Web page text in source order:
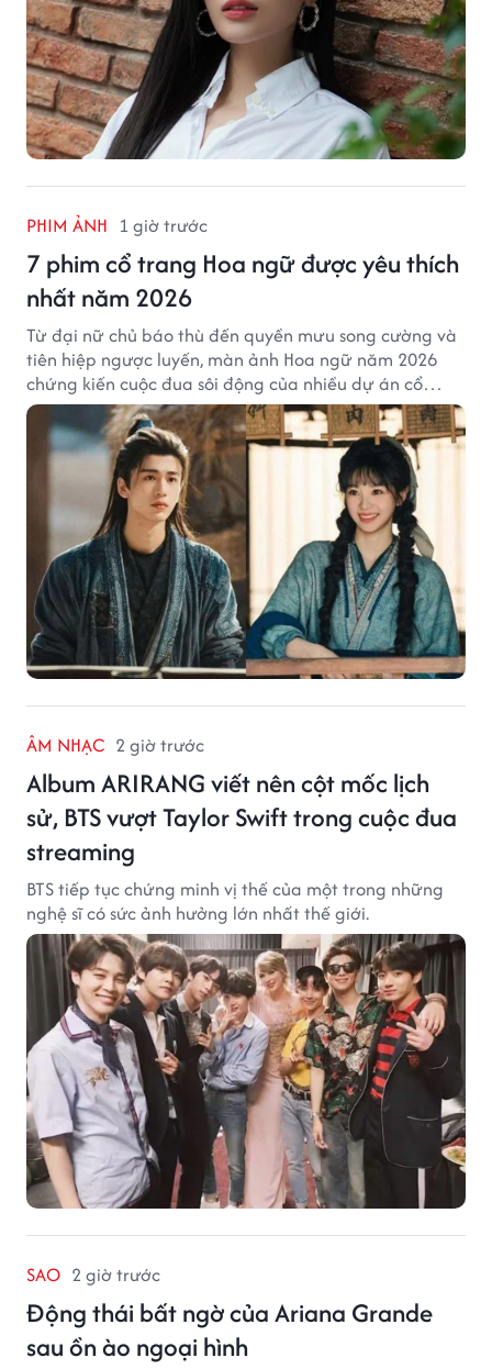
PHIM ẢNH 1 giờ trước
7 phim cổ trang Hoa ngữ được yêu thích
nhất năm 2026
Từ đại nữ chủ báo thù đến quyền mưu song cường và
tiên hiệp ngược luyến, màn ảnh Hoa ngữ năm 2026
chứng kiến cuộc đua sôi động của nhiều dự án cổ
trang có độ thảo luận cao.
ÂM NHẠC 2 giờ trước
Album ARIRANG viết nên cột mốc lịch
sử, BTS vượt Taylor Swift trong cuộc đua
streaming
BTS tiếp tục chứng minh vị thế của một trong những
nghệ sĩ có sức ảnh hưởng lớn nhất thế giới.
SAO 2 giờ trước
Động thái bất ngờ của Ariana Grande
sau ồn ào ngoại hình